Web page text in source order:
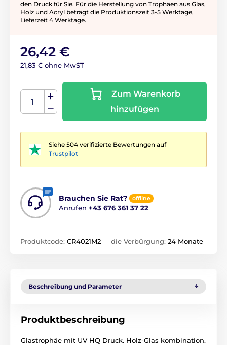
den Druck für Sie. Für die Herstellung von Trophäen aus Glas,
Holz und Acryl beträgt die Produktionszeit 3-5 ​​Werktage,
Lieferzeit 4 Werktage.
26,42 €
21,83 € ohne MwST
Zum Warenkorb
hinzufügen
Siehe 504 verifizierte Bewertungen auf
Trustpilot
Brauchen Sie Rat? offline
Anrufen +43 676 361 37 22
Produktcode: CR4021M2 die Verbürgung: 24 Monate
Beschreibung und Parameter
Produktbeschreibung
Glastrophäe mit UV HQ Druck. Holz-Glas kombination.